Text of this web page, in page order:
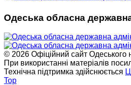
Одеська обласна державна
© 2026 Офіційний сайт Одеського
При використанні матеріалів
Технічна підтримка здійснюється
Top